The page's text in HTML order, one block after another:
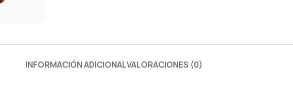
INFORMACIÓN ADICIONALVALORACIONES (0)